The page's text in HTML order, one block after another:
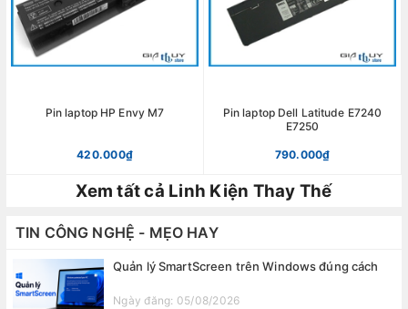
Pin laptop HP Envy M7
420.000₫
Pin laptop Dell Latitude E7240
E7250
790.000₫
Xem tất cả Linh Kiện Thay Thế
TIN CÔNG NGHỆ - MẸO HAY
Quản lý SmartScreen trên Windows đúng cách
Ngày đăng: 05/08/2026